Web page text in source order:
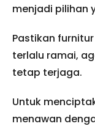
menjadi pilihan
Pastikan
terlalu ramai,
tetap terjaga.
Untuk
menawan